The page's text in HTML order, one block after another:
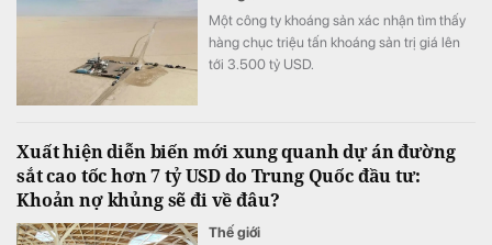
Một công ty khoáng sản xác nhận tìm thấy
hàng chục triệu tấn khoáng sản trị giá lên
tới 3.500 tỷ USD.
Xuất hiện diễn biến mới xung quanh dự án đường
sắt cao tốc hơn 7 tỷ USD do Trung Quốc đầu tư:
Khoản nợ khủng sẽ đi về đâu?
Thế giới